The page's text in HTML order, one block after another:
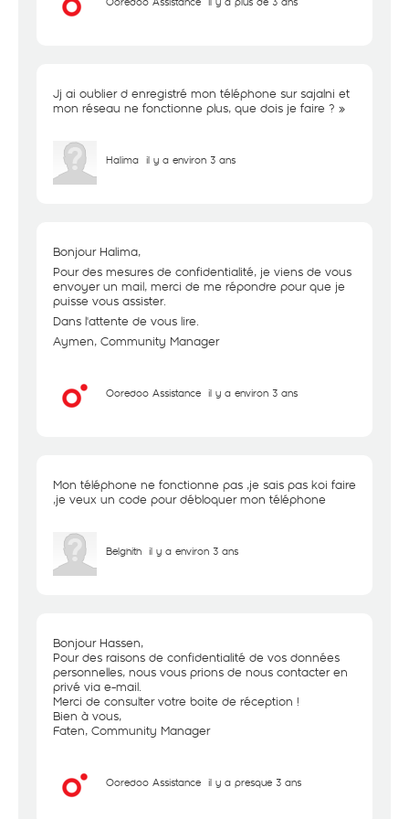
Jj ai oublier d enregistré mon téléphone sur sajalni et
mon réseau ne fonctionne plus, que dois je faire ? »
Halima il y a environ 3 ans
Bonjour Halima,
Pour des mesures de confidentialité, je viens de vous
envoyer un mail, merci de me répondre pour que je
puisse vous assister.
Dans l'attente de vous lire.
Aymen, Community Manager
Ooredoo Assistance il y a environ 3 ans
Mon téléphone ne fonctionne pas ,je sais pas koi faire
,je veux un code pour débloquer mon téléphone
Belghith il y a environ 3 ans
Bonjour Hassen,
Pour des raisons de confidentialité de vos données
personnelles, nous vous prions de nous contacter en
privé via e-mail.
Merci de consulter votre boite de réception !
Bien à vous,
Faten, Community Manager
Ooredoo Assistance il y a presque 3 ans